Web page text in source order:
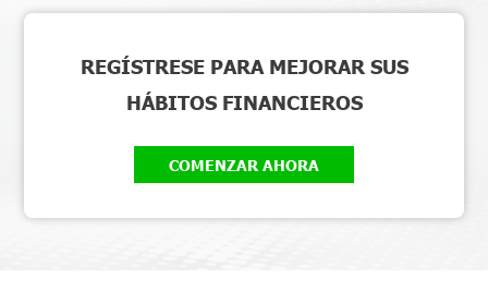
REGÍSTRESE PARA MEJORAR SUS
HÁBITOS FINANCIEROS
COMENZAR AHORA